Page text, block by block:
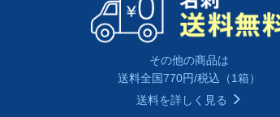
その他の商品は
送料全国770円/税込（1箱）
送料を詳しく見る